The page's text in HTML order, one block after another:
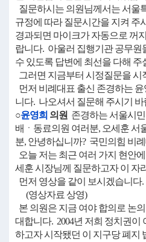
질문하시는 의원님께서는 서울
규정에 따라 질문시간을 지켜 주
경과되면 마이크가 자동으로 꺼
랍니다. 아울러 집행기관 공무원
수 있도록 답변에 최선을 다해 주
그러면 지금부터 시정질문을 시
먼저 비례대표 출신 존경하는
니다. 나오셔서 질문해 주시기 바
○윤영희 의원 존경하는 서울시
배ㆍ동료의원 여러분, 오세훈 서
분, 안녕하십니까? 국민의힘 비
오늘 저는 최근 여러 가지 현안
세훈 시장님께 질문하고자 이 자
먼저 영상을 같이 보시겠습니다.
(영상자료 상영)
본 의원은 지금 여야 합의로 논
대합니다. 2004년 저희 정치권이
하고자 시작됐던 이 지구당 폐지